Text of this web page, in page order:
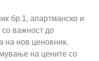
бр.1, апартманско и
со важност до
на нов ценовник.
на цените со